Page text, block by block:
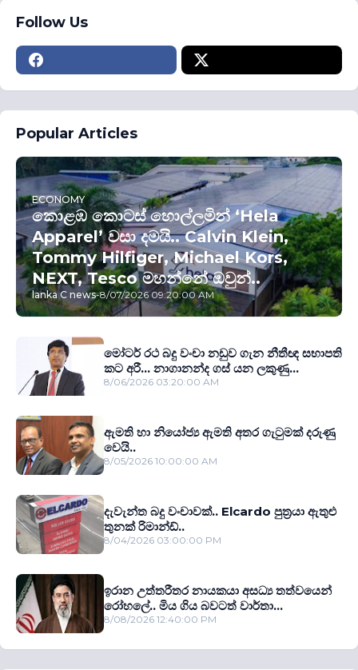
Follow Us
Popular Articles
ECONOMY
කොළඹ කොටස් හොල්ලමින් ‘Hela
Apparel’ වසා දමයි.. Calvin Klein,
Tommy Hilfiger, Michael Kors,
NEXT, Tesco මහන්නේ ඔවුන්..
lanka C news-8/07/2026 09:20:00 AM
මෝටර් රථ බදු වංචා නඩුව ගැන නීතීඥ සභාපති
කට අරී... නාගානන්ද ගස් යන ලකුණු...
8/06/2026 03:20:00 AM
ඇමති හා නියෝජ්‍ය ඇමති අතර ගැටුමක් දරුණු
වෙයි..
8/05/2026 10:00:00 AM
දැවැන්ත බදු වංචාවක්.. Elcardo පුත‍්‍රයා ඇතුළු
තුනක් රිමාන්ඩ්..
8/04/2026 03:00:00 PM
ඉරාන උත්තරීතර නායකයා අසධ්‍ය තත්වයෙන්
රෝහලේ.. මිය ගිය බවටත් වාර්තා...
8/08/2026 12:40:00 PM